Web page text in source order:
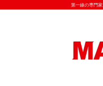
第一線の専門